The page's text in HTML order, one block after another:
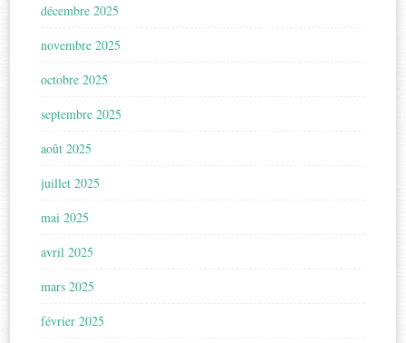
décembre 2025
novembre 2025
octobre 2025
septembre 2025
août 2025
juillet 2025
mai 2025
avril 2025
mars 2025
février 2025